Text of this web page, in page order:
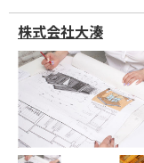
株式会社大湊